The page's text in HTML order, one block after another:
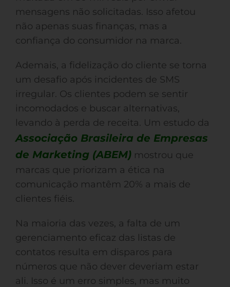
mensagens não solicitadas. Isso afetou
não apenas suas finanças, mas a
confiança do consumidor na marca.
Ademais, a fidelização do cliente se torna
um desafio após incidentes de SMS
irregular. Os clientes podem se sentir
incomodados e buscar alternativas,
levando à perda de receita. Um estudo da
Associação Brasileira de Empresas
de Marketing (ABEM) mostrou que
marcas que priorizam a ética na
comunicação mantêm 20% a mais de
clientes fiéis.
Na maioria das vezes, a falta de um
gerenciamento eficaz das listas de
contatos resulta em disparos para
números que não dever deveriam estar
ali. Isso é um erro simples, mas muito